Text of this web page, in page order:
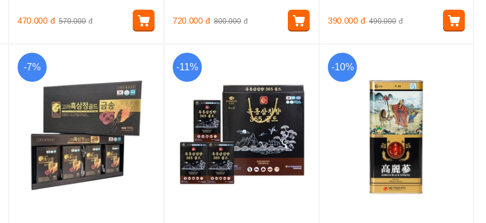
570.000 đ
470.000 đ 800.000 đ
720.000 đ 490.000 đ
390.000 đ
-7% -11% -10%